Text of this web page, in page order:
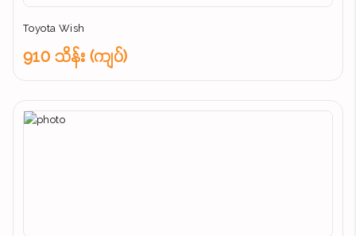
Toyota Wish
910 သိန်း (ကျပ်)